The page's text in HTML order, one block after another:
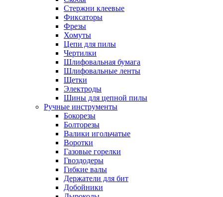
Стержни клеевые
Фиксаторы
Фрезы
Хомуты
Цепи для пилы
Чертилки
Шлифовальная бумага
Шлифовальные ленты
Щетки
Электроды
Шины для цепной пилы
Ручные инструменты
Бокорезы
Болторезы
Валики игольчатые
Воротки
Газовые горелки
Гвоздодеры
Гибкие валы
Держатели для бит
Добойники